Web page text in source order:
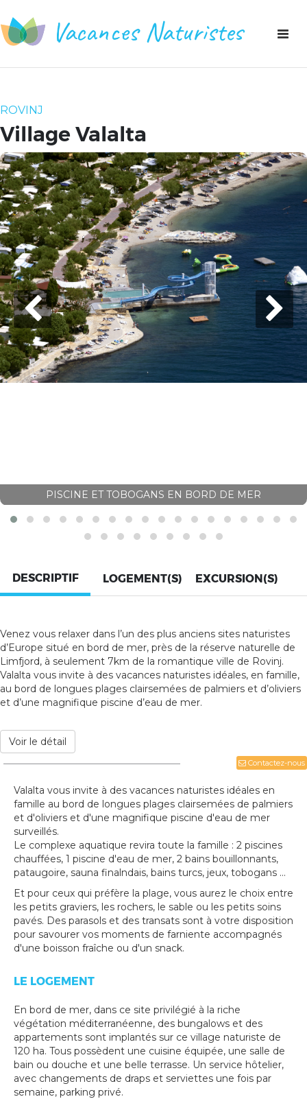
Vacances Naturistes
ROVINJ
Village Valalta
PISCINE ET TOBOGANS EN BORD DE MER
DESCRIPTIF LOGEMENT(S) EXCURSION(S)
Venez vous relaxer dans l’un des plus anciens sites naturistes
d’Europe situé en bord de mer, près de la réserve naturelle de
Limfjord, à seulement 7km de la romantique ville de Rovinj.
Valalta vous invite à des vacances naturistes idéales, en famille,
au bord de longues plages clairsemées de palmiers et d’oliviers
et d’une magnifique piscine d’eau de mer.
Voir le détail
Contactez-nous
Valalta vous invite à des vacances naturistes idéales en
famille au bord de longues plages clairsemées de palmiers
et d'oliviers et d'une magnifique piscine d'eau de mer
surveillés.
Le complexe aquatique revira toute la famille : 2 piscines
chauffées, 1 piscine d'eau de mer, 2 bains bouillonnants,
pataugoire, sauna finalndais, bains turcs, jeux, tobogans ...
Et pour ceux qui préfère la plage, vous aurez le choix entre
les petits graviers, les rochers, le sable ou les petits soins
pavés. Des parasols et des transats sont à votre disposition
pour savourer vos moments de farniente accompagnés
d'une boisson fraîche ou d'un snack.
LE LOGEMENT
En bord de mer, dans ce site privilégié à la riche
végétation méditerranéenne, des bungalows et des
appartements sont implantés sur ce village naturiste de
120 ha. Tous possèdent une cuisine équipée, une salle de
bain ou douche et une belle terrasse. Un service hôtelier,
avec changements de draps et serviettes une fois par
semaine, parking privé.